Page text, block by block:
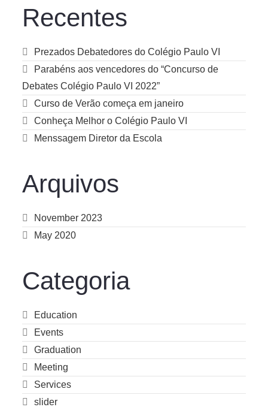
Recentes
Prezados Debatedores do Colégio Paulo VI
Parabéns aos vencedores do “Concurso de
Debates Colégio Paulo VI 2022”
Curso de Verão começa em janeiro
Conheça Melhor o Colégio Paulo VI
Menssagem Diretor da Escola
Arquivos
November 2023
May 2020
Categoria
Education
Events
Graduation
Meeting
Services
slider